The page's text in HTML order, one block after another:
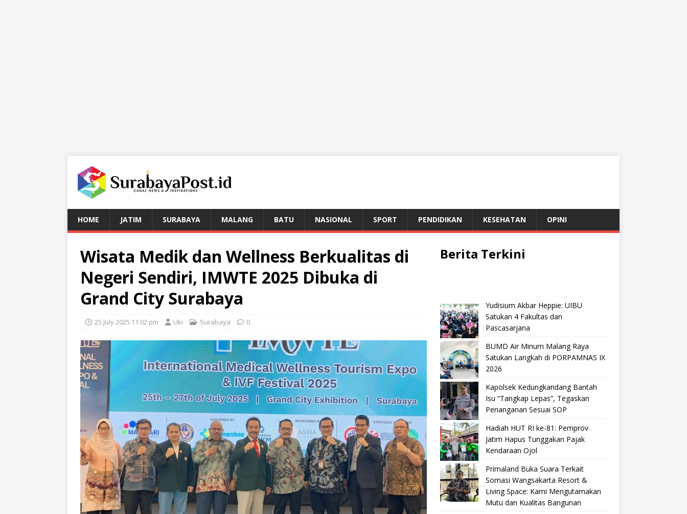
HOME JATIM SURABAYA MALANG BATU NASIONAL SPORT PENDIDIKAN KESEHATAN OPINI
Wisata Medik dan Wellness Berkualitas di
Negeri Sendiri, IMWTE 2025 Dibuka di
Grand City Surabaya
25 July 2025 11:02 pm Uki Surabaya 0
Berita Terkini
Yudisium Akbar Heppie: UIBU
Satukan 4 Fakultas dan
Pascasarjana
BUMD Air Minum Malang Raya
Satukan Langkah di PORPAMNAS IX
2026
Kapolsek Kedungkandang Bantah
Isu “Tangkap Lepas”, Tegaskan
Penanganan Sesuai SOP
Hadiah HUT RI ke-81: Pemprov
Jatim Hapus Tunggakan Pajak
Kendaraan Ojol
Primaland Buka Suara Terkait
Somasi Wangsakarta Resort &
Living Space: Kami Mengutamakan
Mutu dan Kualitas Bangunan